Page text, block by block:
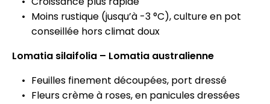
Moins rustique (jusqu’à -3 °C), culture en pot
conseillée hors climat doux
Lomatia silaifolia – Lomatia australienne
Feuilles finement découpées, port dressé
Fleurs crème à roses, en panicules dressées